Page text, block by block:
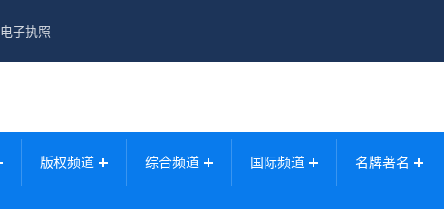
电子执照
版权频道 综合频道 国际频道 名牌著名